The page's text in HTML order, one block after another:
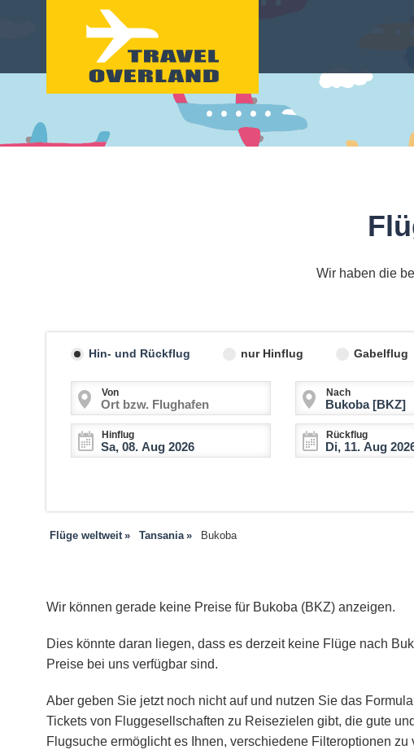
Wir haben die
Hin- und Rückflug nur Hinflug Gabelflug
Von Nach
Hinflug Rückflug
Flüge weltweit Tansania Bukoba
Wir können gerade keine Preise für Bukoba (BKZ) anzeigen.
Dies könnte daran liegen, dass es derzeit keine Flüge nach
Preise bei uns verfügbar sind.
Aber geben Sie jetzt noch nicht auf und nutzen Sie das
Tickets von Fluggesellschaften zu Reisezielen gibt, die gute
Flugsuche ermöglicht es Ihnen, verschiedene Filteroptionen